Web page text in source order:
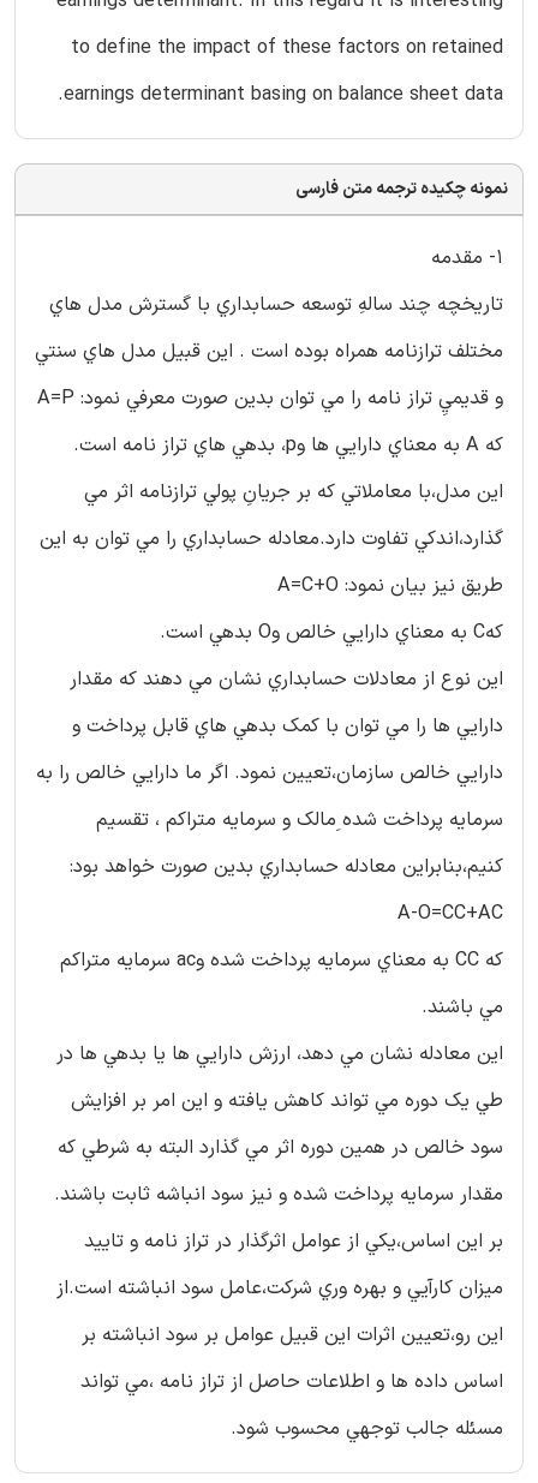
to define the impact of these factors on retained
earnings determinant basing on balance sheet data.
نمونه چکیده ترجمه متن فارسی
1- مقدمه
تاريخچه چند سالهِ توسعه حسابداري با گسترش مدل هاي
مختلف ترازنامه همراه بوده است . اين قبيل مدل هاي سنتي
و قديميِ تراز نامه را مي توان بدين صورت معرفي نمود: A=P
كه A به معناي دارايي ها وp، بدهي هاي تراز نامه است.
اين مدل،با معاملاتي كه بر جريانِ پولي ترازنامه اثر مي
گذارد،اندكي تفاوت دارد.معادله حسابداري را مي توان به اين
طريق نيز بيان نمود: A=C+O
كهC به معناي دارايي خالص وO بدهي است.
اين نوع از معادلات حسابداري نشان مي دهند كه مقدار
دارايي ها را مي توان با كمك بدهي هاي قابل پرداخت و
دارايي خالص سازمان،تعيين نمود. اگر ما دارايي خالص را به
سرمايه پرداخت شده ِمالك و سرمایه متراکم ، تقسيم
كنيم،بنابراين معادله حسابداري بدين صورت خواهد بود:
A-O=CC+AC
كه CC به معناي سرمايه پرداخت شده وac سرمايه متراكم
مي باشند.
اين معادله نشان مي دهد، ارزش دارايي ها يا بدهي ها در
طي يك دوره مي تواند كاهش يافته و اين امر بر افزايش
سود خالص در همين دوره اثر مي گذارد البته به شرطي كه
مقدار سرمايه پرداخت شده و نيز سود انباشه ثابت باشند.
بر اين اساس،يكي از عوامل اثرگذار در تراز نامه و تاييد
ميزان كارآيي و بهره وري شركت،عامل سود انباشته است.از
اين رو،تعيين اثرات اين قبيل عوامل بر سود انباشته بر
اساس داده ها و اطلاعات حاصل از تراز نامه ،مي تواند
مسئله جالب توجهي محسوب شود.